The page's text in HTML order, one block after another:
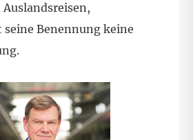
Benennung keine